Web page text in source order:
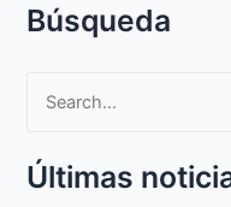
Búsqueda
a
Últimas